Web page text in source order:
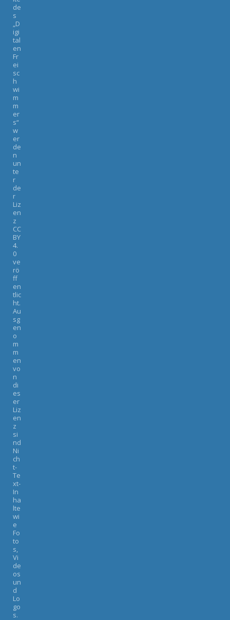
de
s
„D
igi
tal
en
Fr
ei
sc
h
wi
m
m
er
s“
w
er
de
n
un
te
r
de
r
Liz
en
z
CC
BY
4.
0
ve
rö
ff
en
tlic
ht.
Au
sg
en
o
m
m
en
vo
n
di
es
er
Liz
en
z
si
nd
Ni
ch
t-
Te
xt-
In
ha
lte
wi
e
Fo
to
s,
Vi
de
os
un
d
Lo
go
s.